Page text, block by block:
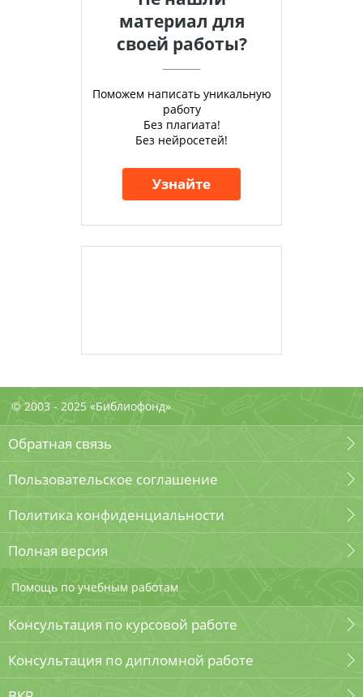
материал для
своей работы?
Поможем написать уникальную
работу
Без плагиата!
Без нейросетей!
Узнайте
© 2003 - 2025 «Библиофонд»
Обратная связь
Пользовательское соглашение
Политика конфиденциальности
Полная версия
Помощь по учебным работам
Консультация по курсовой работе
Консультация по дипломной работе